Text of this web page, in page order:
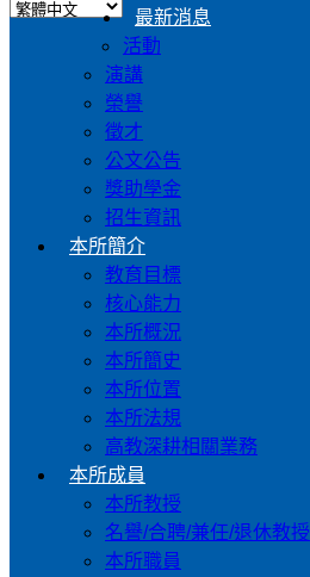
最新消息
活動
演講
榮譽
徵才
公文公告
獎助學金
招生資訊
本所簡介
教育目標
核心能力
本所概況
本所簡史
本所位置
本所法規
高教深耕相關業務
本所成員
本所教授
名譽/合聘/兼任/退休教授
本所職員